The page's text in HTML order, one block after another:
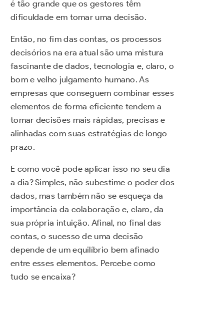
é tão grande que os gestores têm
dificuldade em tomar uma decisão.
Então, no fim das contas, os processos
decisórios na era atual são uma mistura
fascinante de dados, tecnologia e, claro, o
bom e velho julgamento humano. As
empresas que conseguem combinar esses
elementos de forma eficiente tendem a
tomar decisões mais rápidas, precisas e
alinhadas com suas estratégias de longo
prazo.
E como você pode aplicar isso no seu dia
a dia? Simples, não subestime o poder dos
dados, mas também não se esqueça da
importância da colaboração e, claro, da
sua própria intuição. Afinal, no final das
contas, o sucesso de uma decisão
depende de um equilíbrio bem afinado
entre esses elementos. Percebe como
tudo se encaixa?